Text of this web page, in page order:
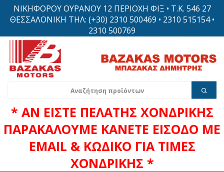
ΝΙΚΗΦΟΡΟΥ ΟΥΡΑΝΟΥ 12 ΠΕΡΙΟΧΗ ΦΙΞ • Τ.Κ. 546 27
ΘΕΣΣΑΛΟΝΙΚΗ ΤΗΛ: (+30) 2310 500469 • 2310 515154 •
2310 500769
* ΑΝ ΕΙΣΤΕ ΠΕΛΑΤΗΣ ΧΟΝΔΡΙΚΗΣ
ΠΑΡΑΚΑΛΟΥΜΕ ΚΑΝΕΤΕ ΕΙΣΟΔΟ ΜΕ
EMAIL & ΚΩΔΙΚΟ ΓΙΑ ΤΙΜΕΣ
ΧΟΝΔΡΙΚΗΣ *